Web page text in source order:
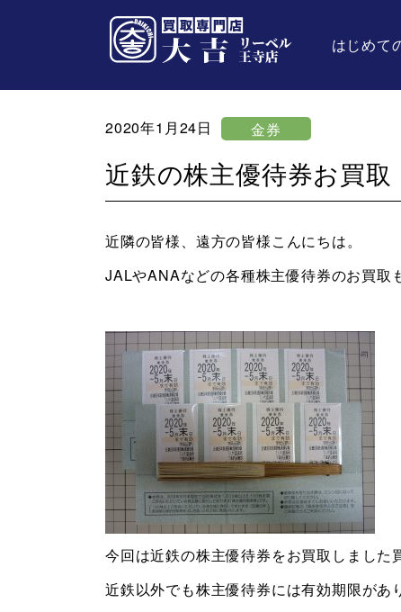
はじめて
2020年1月24日 金券
近鉄の株主優待券お買
近隣の皆様、遠方の皆様こんにちは。
JALやANAなどの各種株主優待券のお買取
今回は近鉄の株主優待券をお買取しました
近鉄以外でも株主優待券には有効期限があ